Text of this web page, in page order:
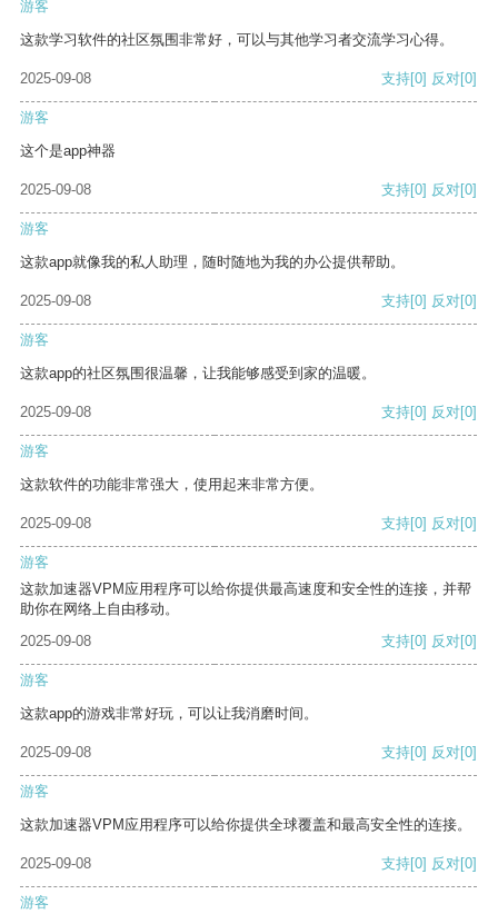
游客
这款学习软件的社区氛围非常好，可以与其他学习者交流学习心得。
2025-09-08 支持[0] 反对[0]
游客
这个是app神器
2025-09-08 支持[0] 反对[0]
游客
这款app就像我的私人助理，随时随地为我的办公提供帮助。
2025-09-08 支持[0] 反对[0]
游客
这款app的社区氛围很温馨，让我能够感受到家的温暖。
2025-09-08 支持[0] 反对[0]
游客
这款软件的功能非常强大，使用起来非常方便。
2025-09-08 支持[0] 反对[0]
游客
这款加速器VPM应用程序可以给你提供最高速度和安全性的连接，并帮
助你在网络上自由移动。
2025-09-08
支持[0] 反对[0]
游客
这款app的游戏非常好玩，可以让我消磨时间。
2025-09-08 支持[0] 反对[0]
游客
这款加速器VPM应用程序可以给你提供全球覆盖和最高安全性的连接。
2025-09-08 支持[0] 反对[0]
游客